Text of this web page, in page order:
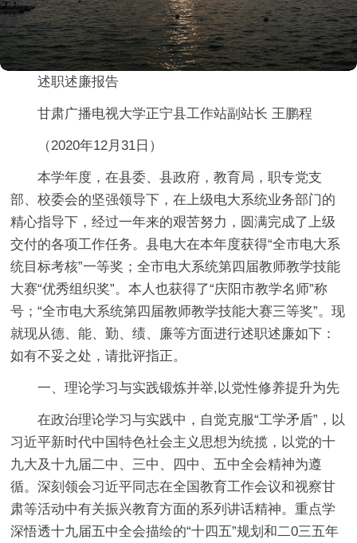
述职述廉报告
甘肃广播电视大学正宁县工作站副站长 王鹏程
（2020年12月31日）
本学年度，在县委、县政府，教育局，职专党支
部、校委会的坚强领导下，在上级电大系统业务部门的
精心指导下，经过一年来的艰苦努力，圆满完成了上级
交付的各项工作任务。县电大在本年度获得“全市电大系
统目标考核”一等奖；全市电大系统第四届教师教学技能
大赛“优秀组织奖”。本人也获得了“庆阳市教学名师”称
号；“全市电大系统第四届教师教学技能大赛三等奖”。现
就现从德、能、勤、绩、廉等方面进行述职述廉如下：
如有不妥之处，请批评指正。
一、理论学习与实践锻炼并举,以党性修养提升为先
在政治理论学习与实践中，自觉克服“工学矛盾”，以
习近平新时代中国特色社会主义思想为统揽，以党的十
九大及十九届二中、三中、四中、五中全会精神为遵
循。深刻领会习近平同志在全国教育工作会议和视察甘
肃等活动中有关振兴教育方面的系列讲话精神。重点学
深悟透十九届五中全会描绘的“十四五”规划和二0三五年